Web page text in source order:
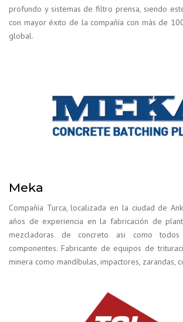
profundo y sistemas de filtro prensa, siendo
con mayor éxito de la compañía con más de
global.
Meka
Compañía Turca, localizada en la ciudad de
años de experiencia en la fabricación de
mezcladoras de concreto asi como
componentes. Fabricante de equipos de
minera como mandíbulas, impactores, zarandas,